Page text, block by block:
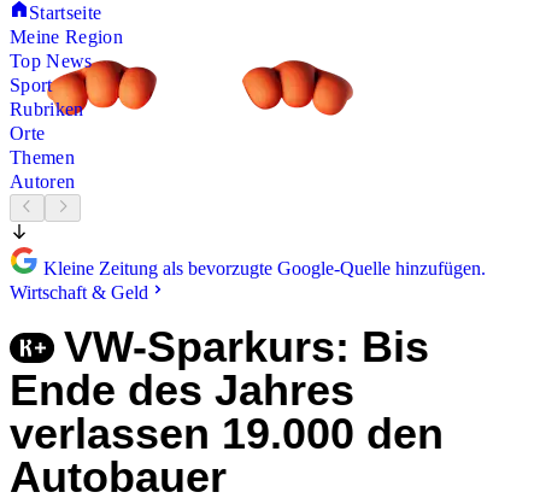
Startseite
Meine Region
Top News
Sport
Rubriken
Orte
Themen
Autoren
Kleine Zeitung als bevorzugte Google-Quelle hinzufügen.
Wirtschaft & Geld
VW-Sparkurs: Bis
Ende des Jahres
verlassen 19.000 den
Autobauer